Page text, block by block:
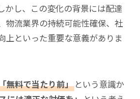
かし、この変化の背景には配達
物流業界の持続可能性確保、社
上といった重要な意義がありま
無料で当たり前」という意識か